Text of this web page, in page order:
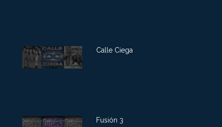
Calle Ciega
Fusión 3